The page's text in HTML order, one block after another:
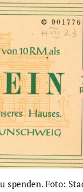
spenden. Foto: